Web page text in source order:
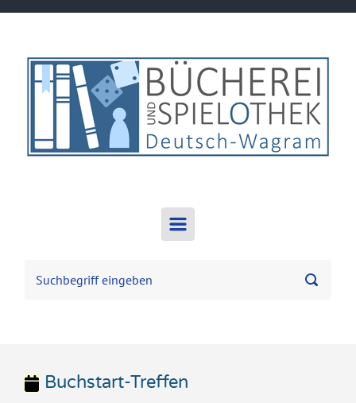
Buchstart-Treffen